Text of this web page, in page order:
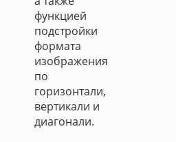
функцией
подстройки
формата
изображения
по
горизонтали,
вертикали и
диагонали.